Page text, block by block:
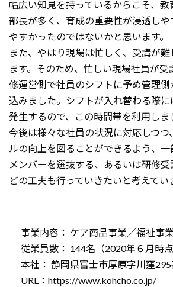
幅広い知見を持っているからこそ、教
部長が多く、育成の重要性が浸透し
やすかったのではないかと 思います。
また、やはり現場は忙しく、受講が
ます。そのため、忙しい現場社員が
修運営側で社員のシフトに予め管理
込みました。シフトが入れ替わる際
発生するので、この時間帯を利用しま
今後は様々な社員の状況に対応しつつ
ルの向上を図ることができるよう、
メンバーを選抜する、あるいは研修
どの工夫も行っていきたいと考えてい
事業内容： ケア商品事業／福祉事業
従業員数： 144名（2020年６月時点
本社： 静岡県富士市厚原字川窪
URL： https://www.kohcho.co.jp/